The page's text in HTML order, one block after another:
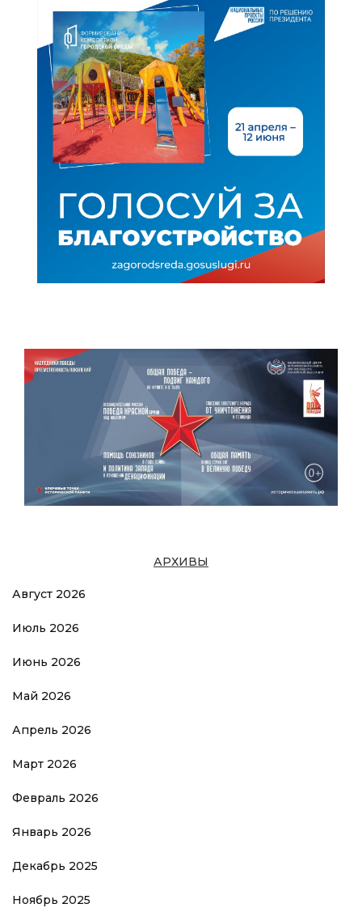
АРХИВЫ
Август 2026
Июль 2026
Июнь 2026
Май 2026
Апрель 2026
Март 2026
Февраль 2026
Январь 2026
Декабрь 2025
Ноябрь 2025